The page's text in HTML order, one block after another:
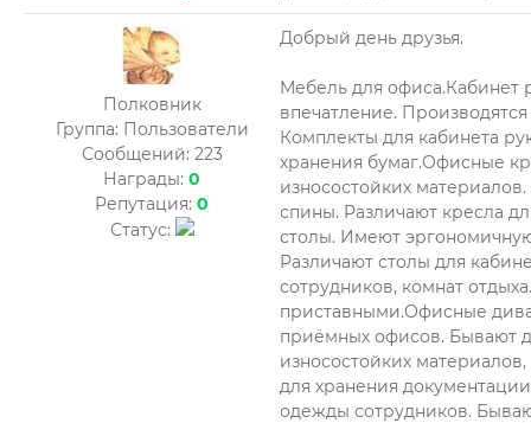
Полковник
Группа: Пользователи
Сообщений: 223
Награды: 0
Репутация: 0
Статус:
Добрый день друзья.
Мебель для офиса.Кабинет
впечатление.
Комплекты для кабинета
хранения бумаг.Офисные
износостойких
спины. Различают кресла
столы. Имеют
Различают столы для
сотрудников, комнат
приставными.Офисные
приёмных офисов. Бывают
износостойких
для хранения
одежды сотрудников.